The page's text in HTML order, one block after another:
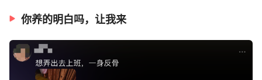
你养的明白吗，让我来